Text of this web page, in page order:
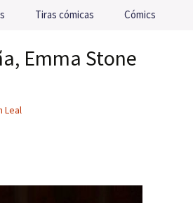
Tiras cómicas Cómics
Emma Stone
Leal